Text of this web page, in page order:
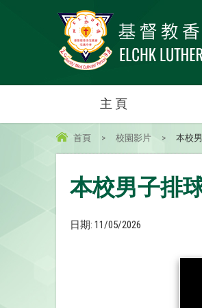
主 頁
首頁 > 校園影片 > 本校
本校男子排
日期: 11/05/2026